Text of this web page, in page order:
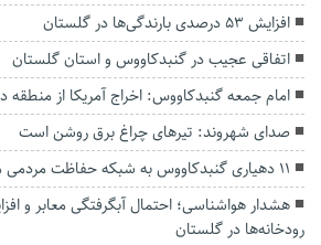
افزایش ۵۳ درصدی بارندگی‌ها در گلستان
اتفاقی عجیب در‌ گنبدکاووس و استان گلستان
امام جمعه گنبدکاووس: اخراج آمریکا از
صدای شهروند: تیرهای چراغ برق روشن است
۱۱ دهیاری گنبدکاووس به شبکه حفاظت مردمی منابع طبیعی پیوستند
هشدار هواشناسی؛ احتمال آبگرفتگی معابر و
رودخانه‌ها در گلستان